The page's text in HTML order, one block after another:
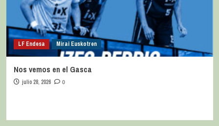
LF Endesa Mirai Euskotren
Nos vemos en el Gasca
julio 28, 2026 0